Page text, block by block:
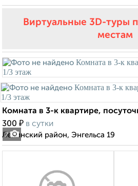
Виртуальные 3D-туры
местам
7
Комната в 3-к квартире,
300 ₽ в сутки
Ленинский район, Энгельса 19